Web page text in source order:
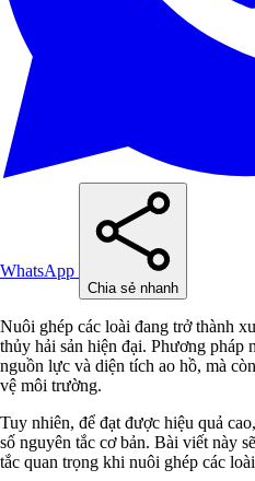
WhatsApp
Chia sẻ nhanh
Nuôi ghép các loài đang trở thành
thủy hải sản hiện đại. Phương pháp
nguồn lực và diện tích ao hồ, mà
vệ môi trường.
Tuy nhiên, để đạt được hiệu quả
số nguyên tắc cơ bản. Bài viết này
tắc quan trọng khi nuôi ghép các